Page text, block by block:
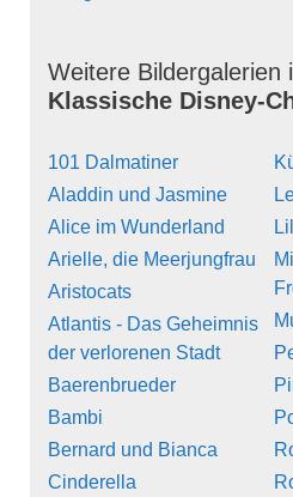
Weitere Bildergalerien
Klassische Disney-
101 Dalmatiner
Aladdin und Jasmine
Alice im Wunderland
Arielle, die Meerjungfrau
Aristocats
Atlantis - Das Geheimnis
der verlorenen Stadt
Baerenbrueder
Bambi
Bernard und Bianca
Cinderella